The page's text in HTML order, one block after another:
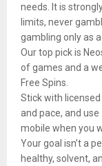
needs. It is
limits, never
gambling only as
Our top pick is
of games and a
Free Spins.
Stick with
and pace, and use
mobile when you
Your goal isn’t a
healthy, solvent,